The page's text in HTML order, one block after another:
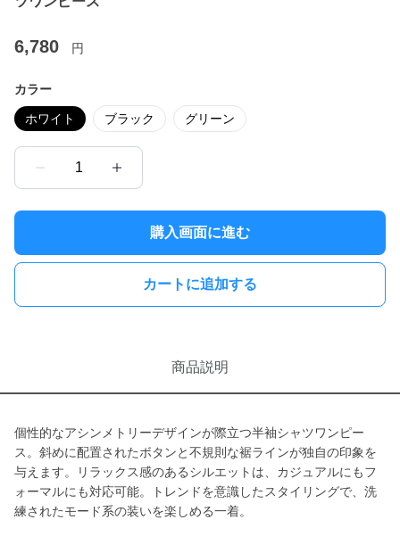
6,780 円
カラー
ホワイト ブラック グリーン
1
購入画面に進む
カートに追加する
商品説明
個性的なアシンメトリーデザインが際立つ半袖シャツワンピー
ス。斜めに配置されたボタンと不規則な裾ラインが独自の印象を
与えます。リラックス感のあるシルエットは、カジュアルにもフ
ォーマルにも対応可能。トレンドを意識したスタイリングで、洗
練されたモード系の装いを楽しめる一着。